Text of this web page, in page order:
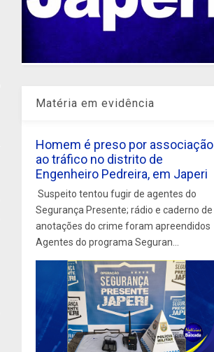
Matéria em evidência
Homem é preso por associação
ao tráfico no distrito de
Engenheiro Pedreira, em Japeri
Suspeito tentou fugir de agentes do
Segurança Presente; rádio e caderno de
anotações do crime foram apreendidos
Agentes do programa Seguran...